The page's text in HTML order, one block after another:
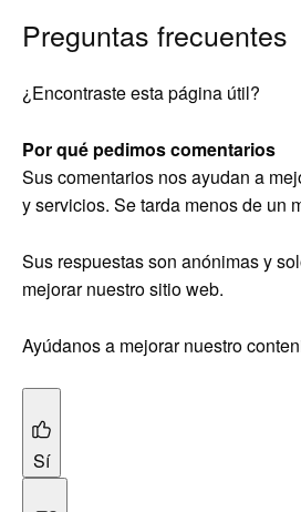
Preguntas frecuentes
¿Encontraste esta página útil?
Por qué pedimos comentarios
Sus comentarios nos ayudan a
y servicios. Se tarda menos de un
Sus respuestas son anónimas y
mejorar nuestro sitio web.
Ayúdanos a mejorar nuestro
Sí